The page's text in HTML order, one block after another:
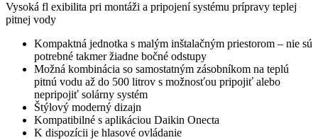
Vysoká fl exibilita pri montáži a pripojení systému prípravy teplej
pitnej vody
Kompaktná jednotka s malým inštalačným priestorom – nie sú
potrebné takmer žiadne bočné odstupy
Možná kombinácia so samostatným zásobníkom na teplú
pitnú vodu až do 500 litrov s možnosťou pripojiť alebo
nepripojiť solárny systém
Štýlový moderný dizajn
Kompatibilné s aplikáciou Daikin Onecta
K dispozícii je hlasové ovládanie